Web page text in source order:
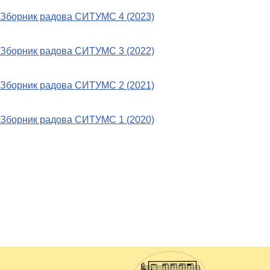
Зборник радова СИТУМС 4 (2023)
Зборник радова СИТУМС 3 (2022)
Зборник радова СИТУМС 2 (2021)
Зборник радова СИТУМС 1 (2020)